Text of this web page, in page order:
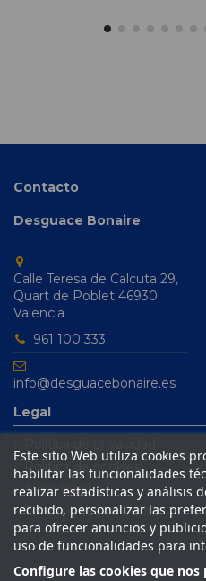
Contacto
Desguace Bonaire
Calle Teresa de Calcuta 29,
Quart de Poblet 46930
Valencia
961 100 333
info@desguacebonaire.es
Legal
Política de cookies
Aviso legal
Condiciones de venta
Este sitio Web utiliza cookies
habilitar las funcionalidades
realizar estadísticas y análisis
recibido, personalizar las
para ofrecer anuncios y
uso de funcionalidades para
Configure las cookies que